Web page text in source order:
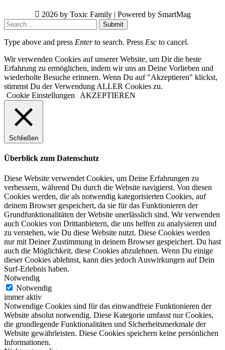
2026 by Toxic Family | Powered by SmartMag
Submit
Type above and press Enterto search. Press Esc to cancel.
Wir verwenden Cookies auf unserer Website, um Dir die beste
Erfahrung zu ermöglichen, indem wir uns an Deine Vorlieben und
wiederholte Besuche erinnern. Wenn Du auf "Akzeptieren" klickst,
stimmst Du der Verwendung ALLER Cookies zu.
Cookie Einstellungen
AKZEPTIEREN
Schließen
Überblick zum Datenschutz
Diese Website verwendet Cookies, um Deine Erfahrungen zu
verbessern, während Du durch die Website navigierst. Von diesen
Cookies werden, die als notwendig kategorisierten Cookies, auf
deinem Browser gespeichert, da sie für das Funktionieren der
Grundfunktionalitäten der Website unerlässlich sind. Wir verwenden
auch Cookies von Drittanbietern, die uns helfen zu analysieren und
zu verstehen, wie Du diese Website nutzt. Diese Cookies werden
nur mit Deiner Zustimmung in deinem Browser gespeichert. Du hast
auch die Möglichkeit, diese Cookies abzulehnen. Wenn Du einige
dieser Cookies ablehnst, kann dies jedoch Auswirkungen auf Dein
Surf-Erlebnis haben.
Notwendig
Notwendig
immer aktiv
Notwendige Cookies sind für das einwandfreie Funktionieren der
Website absolut notwendig. Diese Kategorie umfasst nur Cookies,
die grundlegende Funktionalitäten und Sicherheitsmerkmale der
Website gewährleisten. Diese Cookies speichern keine persönlichen
Informationen.